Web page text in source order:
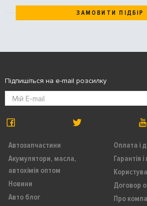
ЗАМОВИТИ ПІДБІР
Автозапчастини
Акумулятори, масла,
автохімія оптом
Новини
Авто блог
Оплата і
Гарантія
Договор
Про
Підпишіться на e-mail розсилку